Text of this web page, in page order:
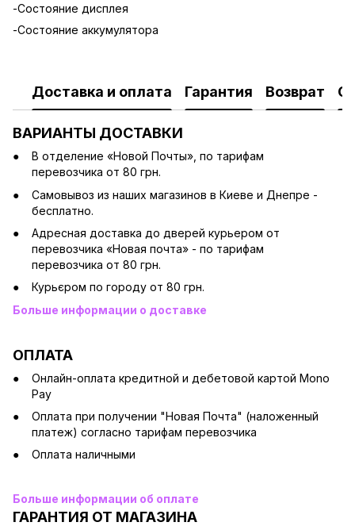
-Состояние дисплея
-Состояние аккумулятора
Доставка и оплата Гарантия Возврат
ВАРИАНТЫ ДОСТАВКИ
В отделение «Новой Почты», по тарифам
перевозчика от 80 грн.
Cамовывоз из наших магазинов в Киеве и Днепре -
бесплатно.
Адресная доставка до дверей курьером от
перевозчика «Новая почта» - по тарифам
перевозчика от 80 грн.
Курьєром по городу от 80 грн.
Больше информации о доставке
ОПЛАТА
Онлайн-оплата кредитной и дебетовой картой Mono
Pay
Оплата при получении "Новая Почта" (наложенный
платеж) согласно тарифам перевозчика
Оплата наличными
Больше информации об оплате
ГАРАНТИЯ ОТ МАГАЗИНА